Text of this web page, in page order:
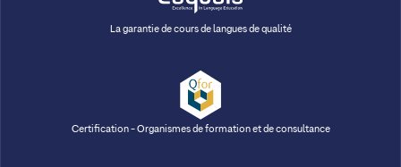
La garantie de cours de langues de qualité
Certification - Organismes de formation et de consultance